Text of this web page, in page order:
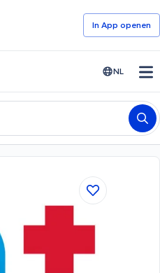
In App openen
NL